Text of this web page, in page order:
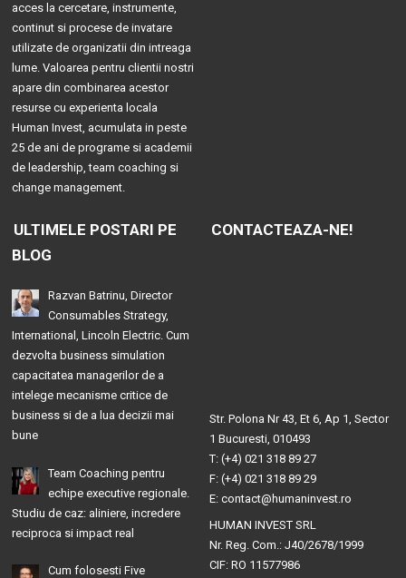
acces la cercetare, instrumente,
continut si procese de invatare
utilizate de organizatii din intreaga
lume. Valoarea pentru clientii nostri
apare din combinarea acestor
resurse cu experienta locala
Human Invest, acumulata in peste
25 de ani de programe si academii
de leadership, team coaching si
change management.
ULTIMELE POSTARI PE
BLOG
Razvan Batrinu, Director
Consumables Strategy,
International, Lincoln Electric. Cum
dezvolta business simulation
capacitatea managerilor de a
intelege mecanisme critice de
business si de a lua decizii mai
bune
Team Coaching pentru
echipe executive regionale.
Studiu de caz: aliniere, incredere
reciproca si impact real
Cum folosesti Five
CONTACTEAZA-NE!
Str. Polona Nr 43, Et 6, Ap 1, Sector
1 Bucuresti, 010493
T: (+4) 021 318 89 27
F: (+4) 021 318 89 29
E: contact@humaninvest.ro
HUMAN INVEST SRL
Nr. Reg. Com.: J40/2678/1999
CIF: RO 11577986